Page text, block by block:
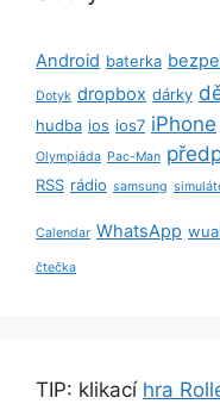
Android baterka
Dotyk dropbox dárky
hudba ios ios7 iPhone
Olympiáda Pac-Man
RSS rádio samsung
Calendar WhatsApp
čtečka
TIP: klikací hra